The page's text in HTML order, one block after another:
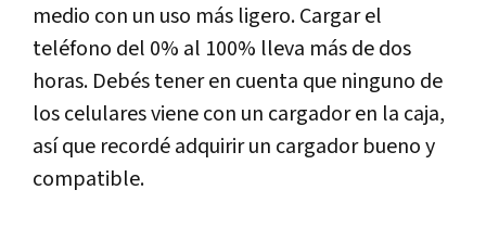
medio con un uso más ligero. Cargar el
teléfono del 0% al 100% lleva más de dos
horas. Debés tener en cuenta que ninguno de
los celulares viene con un cargador en la caja,
así que recordé adquirir un cargador bueno y
compatible.